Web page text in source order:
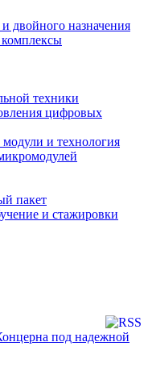
двойного назначения
техники
цифровых
и технология
пакет
и стажировки